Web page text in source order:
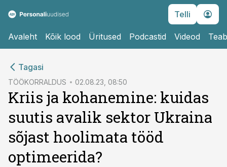
Telli
Avaleht Kõik lood Üritused Podcastid Videod
Tagasi
TÖÖKORRALDUS 02.08.23, 08:50
Kriis ja kohanemine: kuidas
suutis avalik sektor Ukraina
sõjast hoolimata tööd
optimeerida?